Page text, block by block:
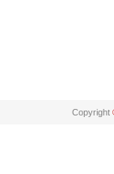
Copyright